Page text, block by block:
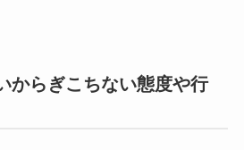
からぎこちない態度や行